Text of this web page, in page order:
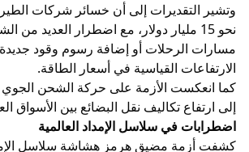
وتشير التقديرات إلى أن خسائر شركات
نحو 15 مليار دولار، مع اضطرار العديد من
مسارات الرحلات أو إضافة رسوم وقود
الارتفاعات القياسية في أسعار الطاقة.
كما انعكست الأزمة على حركة الشحن الجوي
إلى ارتفاع تكاليف نقل البضائع بين الأسواق
اضطرابات في سلاسل الإمداد العالمية
كشفت أزمة مضيق هرمز هشاشة سلاسل